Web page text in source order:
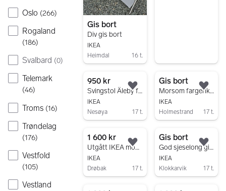
Oslo (266)
Rogaland
(186)
Svalbard (0)
Telemark
(46)
Troms (16)
Trøndelag
(176)
Vestfold
(105)
Vestland
Gis bort
Div gis bort
IKEA
Heimdal
16 t.
950 kr
Svingstol Äleby fra Ikea.
IKEA
Nesøya
17 t.
Legg til som favoritt.
Gis bort
Morsom fargerik stol gis bort!
IKEA
Holmestrand
17 t.
1 600 kr
Utgått IKEA modell! Stockholm lenestol i rotting
IKEA
Drøbak
17 t.
Legg til som favoritt.
Gis bort
God sjeselong gis bort
IKEA
Klokkarvik
17 t.